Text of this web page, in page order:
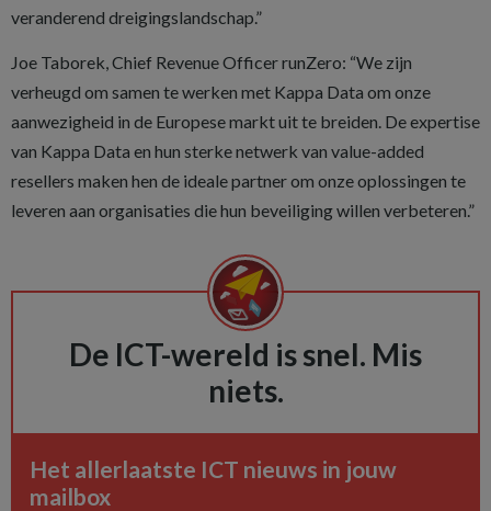
veranderend dreigingslandschap.”
Joe Taborek, Chief Revenue Officer runZero: “We zijn
verheugd om samen te werken met Kappa Data om onze
aanwezigheid in de Europese markt uit te breiden. De expertise
van Kappa Data en hun sterke netwerk van value-added
resellers maken hen de ideale partner om onze oplossingen te
leveren aan organisaties die hun beveiliging willen verbeteren.”
De ICT-wereld is snel. Mis
niets.
Het allerlaatste ICT nieuws in jouw
mailbox